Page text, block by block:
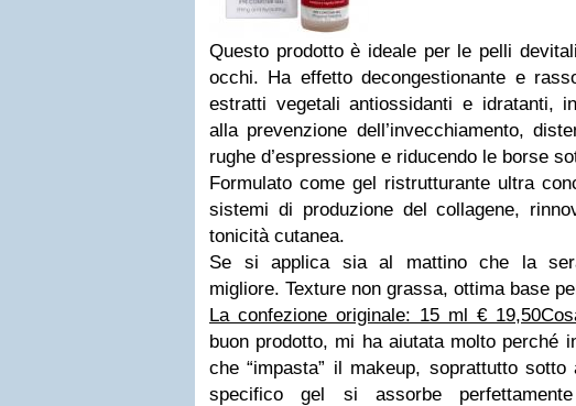
Questo prodotto è ideale per le pelli
occhi. Ha effetto decongestionante e
estratti vegetali antiossidanti e idratanti,
alla prevenzione dell’invecchiamento,
rughe d’espressione e riducendo le borse
Formulato come gel ristrutturante ultra
sistemi di produzione delcollagene,
tonicità cutanea.
Se si applica sia al mattino che la
migliore. Texture non grassa, ottima base
La confezione originale: 15 ml € 19,50
buon prodotto, mi ha aiutata molto perché
che “impasta” il makeup, soprattutto
specifico gel si assorbe